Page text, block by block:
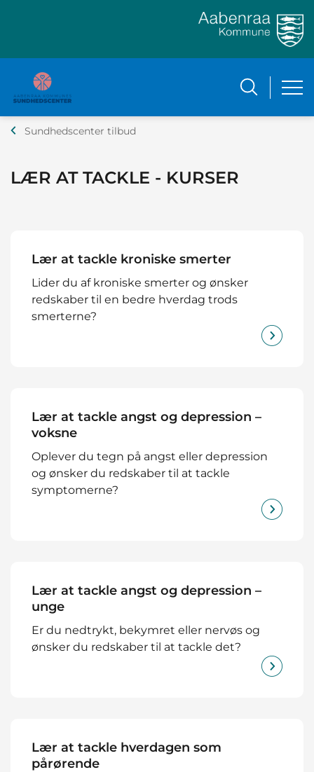
Sundhedscenter tilbud
LÆR AT TACKLE - KURSER
Lær at tackle kroniske smerter
Lider du af kroniske smerter og ønsker
redskaber til en bedre hverdag trods
smerterne?
Lær at tackle angst og depression –
voksne
Oplever du tegn på angst eller depression
og ønsker du redskaber til at tackle
symptomerne?
Lær at tackle angst og depression –
unge
Er du nedtrykt, bekymret eller nervøs og
ønsker du redskaber til at tackle det?
Lær at tackle hverdagen som
pårørende